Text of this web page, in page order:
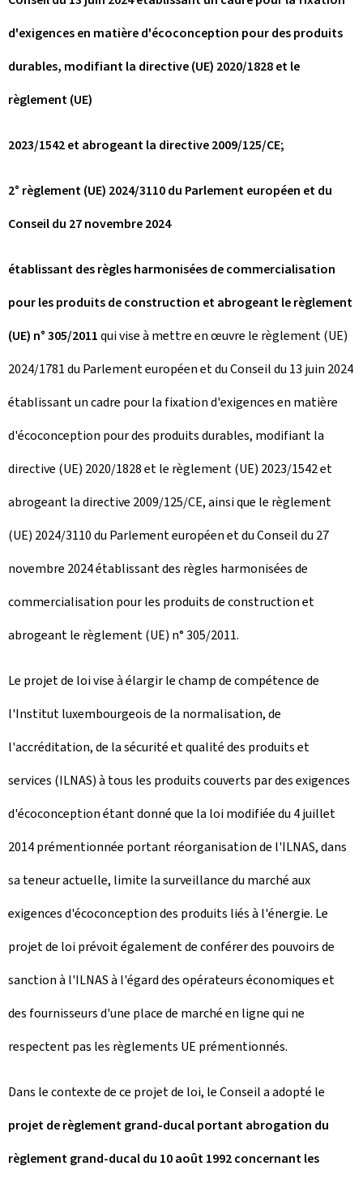
d'exigences en matière d'écoconception pour des produits
durables, modifiant la directive (UE) 2020/1828 et le
règlement (UE)
2023/1542 et abrogeant la directive 2009/125/CE;
2° règlement (UE) 2024/3110 du Parlement européen et du
Conseil du 27 novembre 2024
établissant des règles harmonisées de commercialisation
pour les produits de construction et abrogeant le règlement
(UE) n° 305/2011qui vise à mettre en œuvre le règlement (UE)
2024/1781 du Parlement européen et du Conseil du 13 juin 2024
établissant un cadre pour la fixation d'exigences en matière
d'écoconception pour des produits durables, modifiant la
directive (UE) 2020/1828 et le règlement (UE) 2023/1542 et
abrogeant la directive 2009/125/CE, ainsi que le règlement
(UE) 2024/3110 du Parlement européen et du Conseil du 27
novembre 2024 établissant des règles harmonisées de
commercialisation pour les produits de construction et
abrogeant le règlement (UE) n° 305/2011.
Le projet de loi vise à élargir le champ de compétence de
l'Institut luxembourgeois de la normalisation, de
l'accréditation, de la sécurité et qualité des produits et
services (ILNAS) à tous les produits couverts par des exigences
d'écoconception étant donné que la loi modifiée du 4 juillet
2014 prémentionnée portant réorganisation de l'ILNAS, dans
sa teneur actuelle, limite la surveillance du marché aux
exigences d'écoconception des produits liés à l'énergie. Le
projet de loi prévoit également de conférer des pouvoirs de
sanction à l'ILNAS à l'égard des opérateurs économiques et
des fournisseurs d'une place de marché en ligne qui ne
respectent pas les règlements UE prémentionnés.
Dans le contexte de ce projet de loi, le Conseil a adopté le
projet de règlement grand-ducal portant abrogation du
règlement grand-ducal du 10 août 1992 concernant les